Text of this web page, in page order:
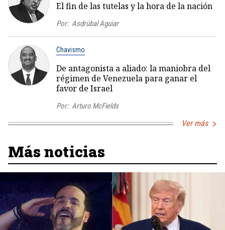
El fin de las tutelas y la hora de la nación
Por: Asdrúbal Aguiar
Chavismo
De antagonista a aliado: la maniobra del
régimen de Venezuela para ganar el
favor de Israel
Por: Arturo McFields
Ver más
Más noticias